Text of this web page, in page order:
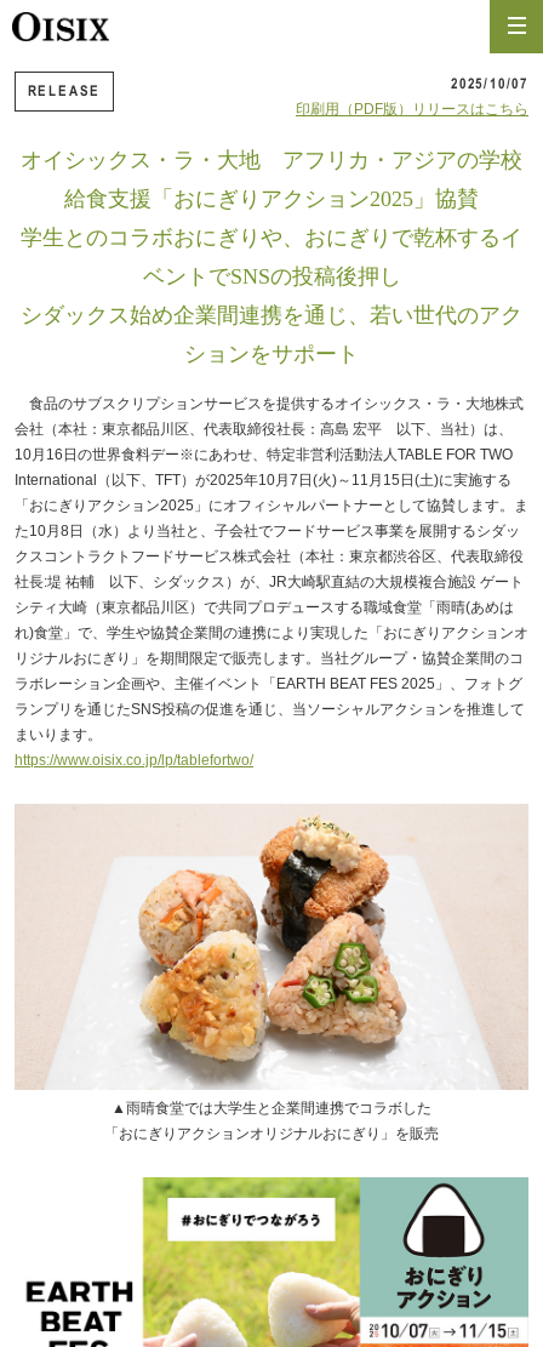
RELEASE
2025/10/07
印刷用（PDF版）リリースはこちら
オイシックス・ラ・大地 アフリカ・アジアの学校
給食支援「おにぎりアクション2025」協賛
学生とのコラボおにぎりや、おにぎりで乾杯するイ
ベントでSNSの投稿後押し
シダックス始め企業間連携を通じ、若い世代のアク
ションをサポート
食品のサブスクリプションサービスを提供するオイシックス・ラ・大地株式
会社（本社：東京都品川区、代表取締役社長：高島 宏平 以下、当社）は、
10月16日の世界食料デー※にあわせ、特定非営利活動法人TABLE FOR TWO
International（以下、TFT）が2025年10月7日(火)～11月15日(土)に実施する
「おにぎりアクション2025」にオフィシャルパートナーとして協賛します。ま
た10月8日（水）より当社と、子会社でフードサービス事業を展開するシダッ
クスコントラクトフードサービス株式会社（本社：東京都渋谷区、代表取締役
社長:堤 祐輔 以下、シダックス）が、JR大崎駅直結の大規模複合施設 ゲート
シティ大崎（東京都品川区）で共同プロデュースする職域食堂「雨晴(あめは
れ)食堂」で、学生や協賛企業間の連携により実現した「おにぎりアクションオ
リジナルおにぎり」を期間限定で販売します。当社グループ・協賛企業間のコ
ラボレーション企画や、主催イベント「EARTH BEAT FES 2025」、フォトグ
ランプリを通じたSNS投稿の促進を通じ、当ソーシャルアクションを推進して
まいります。
https://www.oisix.co.jp/lp/tablefortwo/
▲雨晴食堂では大学生と企業間連携でコラボした
「おにぎりアクションオリジナルおにぎり」を販売